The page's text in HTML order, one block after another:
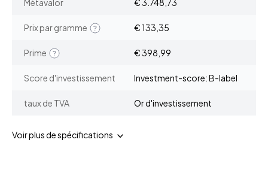
Métavalor € 3.748,73
Prix par gramme € 133,35
Prime € 398,99
Score d'investissement Investment-score: B-label
taux de TVA Or d'investissement
Voir plus de spécifications